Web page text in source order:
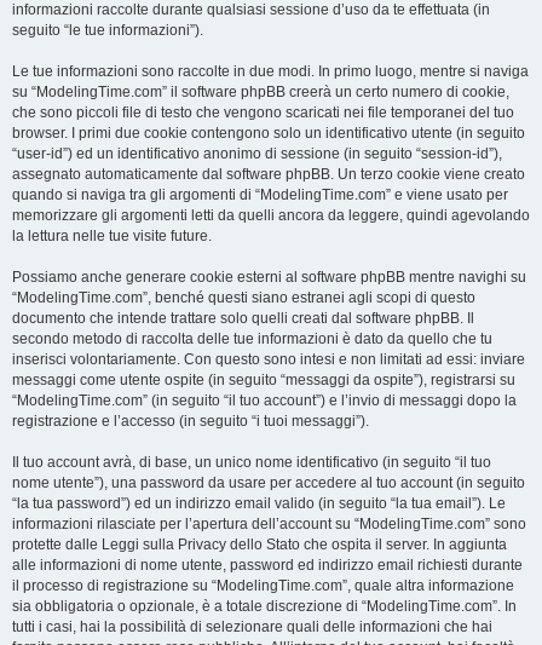
informazioni raccolte durante qualsiasi sessione d’uso da te effettuata (in
seguito “le tue informazioni”).
Le tue informazioni sono raccolte in due modi. In primo luogo, mentre si naviga
su “ModelingTime.com” il software phpBB creerà un certo numero di cookie,
che sono piccoli file di testo che vengono scaricati nei file temporanei del tuo
browser. I primi due cookie contengono solo un identificativo utente (in seguito
“user-id”) ed un identificativo anonimo di sessione (in seguito “session-id”),
assegnato automaticamente dal software phpBB. Un terzo cookie viene creato
quando si naviga tra gli argomenti di “ModelingTime.com” e viene usato per
memorizzare gli argomenti letti da quelli ancora da leggere, quindi agevolando
la lettura nelle tue visite future.
Possiamo anche generare cookie esterni al software phpBB mentre navighi su
“ModelingTime.com”, benché questi siano estranei agli scopi di questo
documento che intende trattare solo quelli creati dal software phpBB. Il
secondo metodo di raccolta delle tue informazioni è dato da quello che tu
inserisci volontariamente. Con questo sono intesi e non limitati ad essi: inviare
messaggi come utente ospite (in seguito “messaggi da ospite”), registrarsi su
“ModelingTime.com” (in seguito “il tuo account”) e l’invio di messaggi dopo la
registrazione e l’accesso (in seguito “i tuoi messaggi”).
Il tuo account avrà, di base, un unico nome identificativo (in seguito “il tuo
nome utente”), una password da usare per accedere al tuo account (in seguito
“la tua password”) ed un indirizzo email valido (in seguito “la tua email”). Le
informazioni rilasciate per l’apertura dell’account su “ModelingTime.com” sono
protette dalle Leggi sulla Privacy dello Stato che ospita il server. In aggiunta
alle informazioni di nome utente, password ed indirizzo email richiesti durante
il processo di registrazione su “ModelingTime.com”, quale altra informazione
sia obbligatoria o opzionale, è a totale discrezione di “ModelingTime.com”. In
tutti i casi, hai la possibilità di selezionare quali delle informazioni che hai